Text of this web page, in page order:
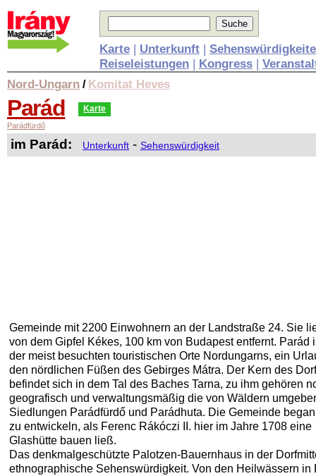
Karte| Unterkunft|
Reiseleistungen| Kongress|
Nord-Ungarn / Komitat Heves
Parád Karte
Parádfürdő
im Parád: Unterkunft - Sehenswürdigkeit
Gemeinde mit 2200 Einwohnern an der Landstraße 24. Sie
von dem Gipfel Kékes, 100 km von Budapest entfernt. Parád
der meist besuchten touristischen Orte Nordungarns, ein
den nördlichen Füßen des Gebirges Mátra. Der Kern des
befindet sich in dem Tal des Baches Tarna, zu ihm gehören
geografisch und verwaltungsmäßig die von Wäldern
Siedlungen Parádfürdő und Parádhuta. Die Gemeinde
zu entwickeln, als Ferenc Rákóczi II. hier im Jahre 1708 eine
Glashütte bauen ließ.
Das denkmalgeschützte Palotzen-Bauernhaus in der
ethnographische Sehenswürdigkeit. Von den Heilwässern in